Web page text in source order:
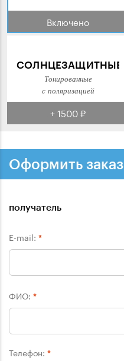
Включено
СОЛНЦЕЗАЩИТНЫЕ
Тонированные
с поляризацией
+ 1500 ₽
Оформить заказ
получатель
E-mail: *
ФИО: *
Телефон: *